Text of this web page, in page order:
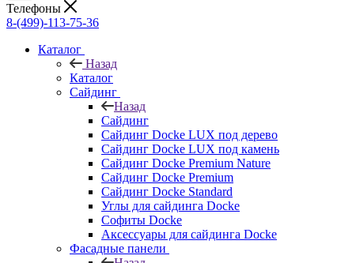
Телефоны
8-(499)-113-75-36
Каталог
Назад
Каталог
Сайдинг
Назад
Сайдинг
Сайдинг Docke LUX под дерево
Сайдинг Docke LUX под камень
Сайдинг Docke Premium Nature
Сайдинг Docke Premium
Сайдинг Docke Standard
Углы для сайдинга Docke
Софиты Docke
Аксессуары для сайдинга Docke
Фасадные панели